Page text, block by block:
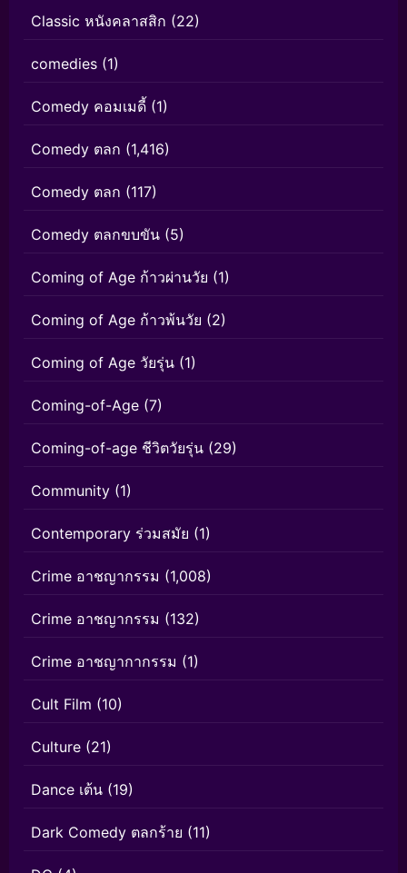
Classic หนังคลาสสิก (22)
comedies (1)
Comedy คอมเมดี้ (1)
Comedy ตลก (1,416)
Comedy ตลก (117)
Comedy ตลกขบขัน (5)
Coming of Age ก้าวผ่านวัย (1)
Coming of Age ก้าวพ้นวัย (2)
Coming of Age วัยรุ่น (1)
Coming-of-Age (7)
Coming-of-age ชีวิตวัยรุ่น (29)
Community (1)
Contemporary ร่วมสมัย (1)
Crime อาชญากรรม (1,008)
Crime อาชญากรรม (132)
Crime อาชญากากรรม (1)
Cult Film (10)
Culture (21)
Dance เต้น (19)
Dark Comedy ตลกร้าย (11)